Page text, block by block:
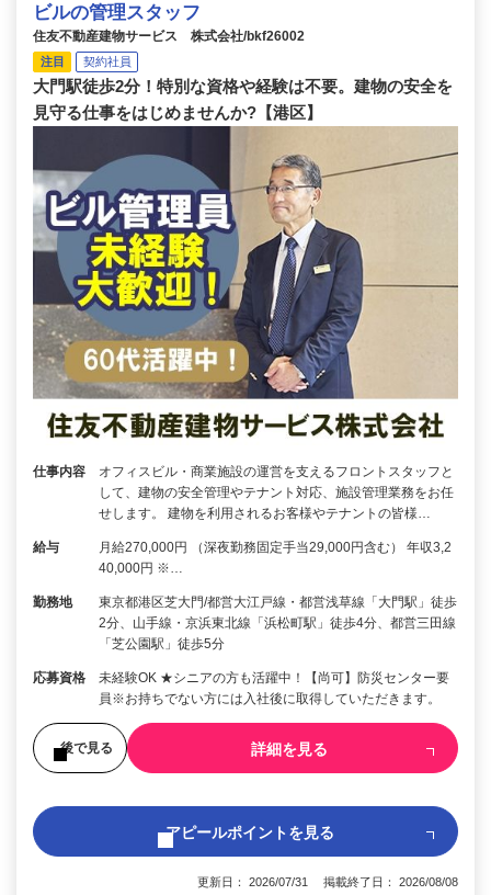
ビルの管理スタッフ
住友不動産建物サービス 株式会社/bkf26002
注目 契約社員
大門駅徒歩2分！特別な資格や経験は不要。建物の安全を
見守る仕事をはじめませんか?【港区】
仕事内容
オフィスビル・商業施設の運営を支えるフロントスタッフと
して、建物の安全管理やテナント対応、施設管理業務をお任
せします。 建物を利用されるお客様やテナントの皆様…
給与
月給270,000円 （深夜勤務固定手当29,000円含む） 年収3,2
40,000円 ※…
勤務地
東京都港区芝大門/都営大江戸線・都営浅草線「大門駅」徒歩
2分、山手線・京浜東北線「浜松町駅」徒歩4分、都営三田線
「芝公園駅」徒歩5分
応募資格
未経験OK ★シニアの方も活躍中！【尚可】防災センター要
員※お持ちでない方には入社後に取得していただきます。
後で見る 詳細を見る
アピールポイントを見る
更新日： 2026/07/31 掲載終了日： 2026/08/08